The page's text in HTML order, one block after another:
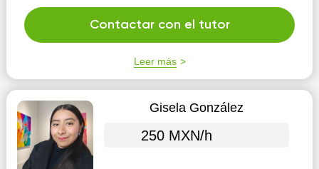
Contactar con el tutor
Leer más
Gisela González
250 MXN/h